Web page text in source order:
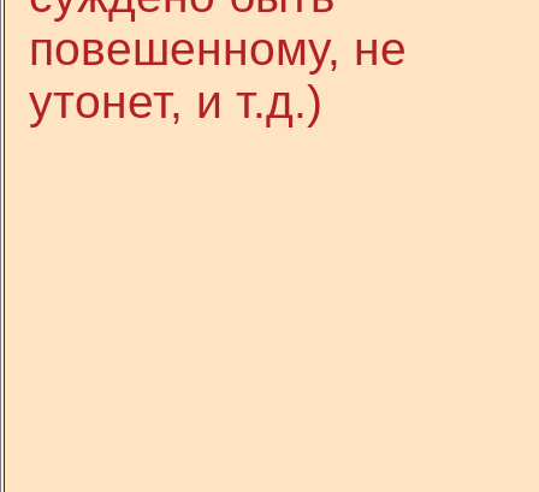
повешенному, не
утонет, и т.д.)